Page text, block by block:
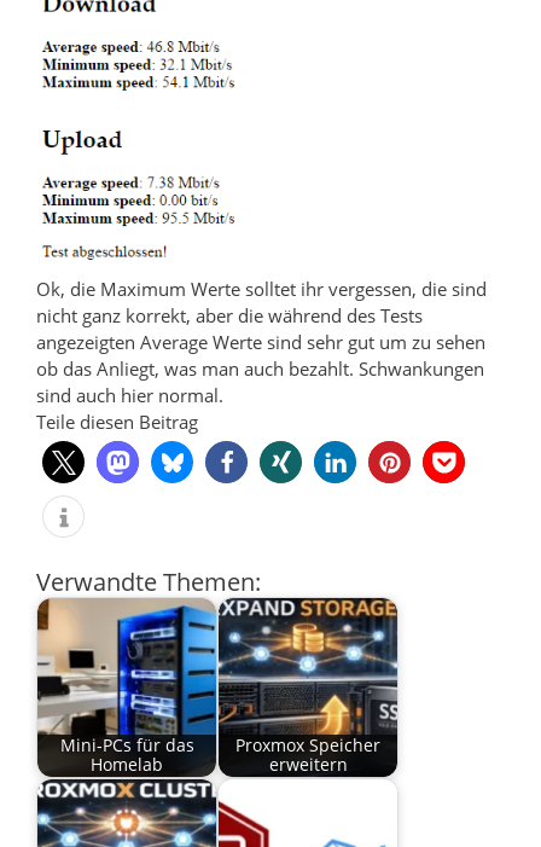
Ok, die Maximum Werte solltet ihr vergessen, die sind
nicht ganz korrekt, aber die während des Tests
angezeigten Average Werte sind sehr gut um zu sehen
ob das Anliegt, was man auch bezahlt. Schwankungen
sind auch hier normal.
Teile diesen Beitrag
Verwandte Themen:
Mini-PCs für das
Homelab
Proxmox Speicher
erweitern